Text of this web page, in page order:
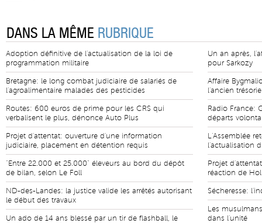
DANS LA MÊME RUBRIQUE
Adoption définitive de l'actualisation de la loi de
programmation militaire
Bretagne: le long combat judiciaire de salariés de
l'agroalimentaire malades des pesticides
Routes: 600 euros de prime pour les CRS qui
verbalisent le plus, dénonce Auto Plus
Projet d'attentat: ouverture d'une information
judiciaire, placement en détention requis
"Entre 22.000 et 25.000" éleveurs au bord du dépôt
de bilan, selon Le Foll
ND-des-Landes: la justice valide les arrêtés autorisant
le début des travaux
Un ado de 14 ans blessé par un tir de flashball, le
Un an après,
pour Sarkozy
Affaire
l'ancien
Radio France:
départs
L'Assemblée
l'actualisation
Projet
réaction de
Sécheresse:
Les
dans l'unité